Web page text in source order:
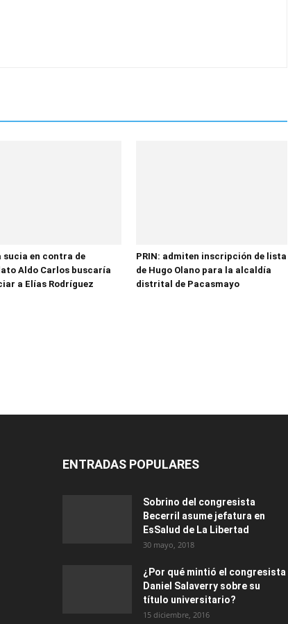
sucia en contra de
Aldo Carlos buscaría
a Elías Rodríguez
PRIN: admiten inscripción de lista
de Hugo Olano para la alcaldía
distrital de Pacasmayo
ENTRADAS POPULARES
Sobrino del congresista
Becerril asume jefatura en
EsSalud de La Libertad
30 mayo, 2018
¿Por qué mintió el congresista
Daniel Salaverry sobre su
título universitario?
15 diciembre, 2016